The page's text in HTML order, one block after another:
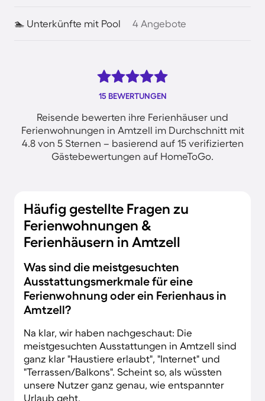
🏊 Unterkünfte mit Pool 4 Angebote
15 BEWERTUNGEN
Reisende bewerten ihre Ferienhäuser und
Ferienwohnungen in Amtzell im Durchschnitt mit
4.8 von 5 Sternen – basierend auf 15 verifizierten
Gästebewertungen auf HomeToGo.
Häufig gestellte Fragen zu
Ferienwohnungen &
Ferienhäusern in Amtzell
Was sind die meistgesuchten
Ausstattungsmerkmale für eine
Ferienwohnung oder ein Ferienhaus in
Amtzell?
Na klar, wir haben nachgeschaut: Die
meistgesuchten Ausstattungen in Amtzell sind
ganz klar "Haustiere erlaubt", "Internet" und
"Terrassen/Balkons". Scheint so, als wüssten
unsere Nutzer ganz genau, wie entspannter
Urlaub geht.